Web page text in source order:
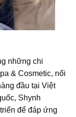
những chi
& Cosmetic, nổi
đầu tại Việt
Shynh
để đáp ứng